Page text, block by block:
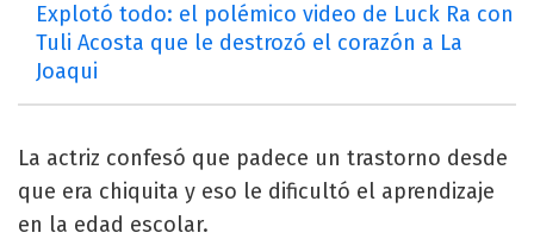
Explotó todo: el polémico video de Luck Ra con
Tuli Acosta que le destrozó el corazón a La
Joaqui
La actriz confesó que padece un trastorno desde
que era chiquita y eso le dificultó el aprendizaje
en la edad escolar.